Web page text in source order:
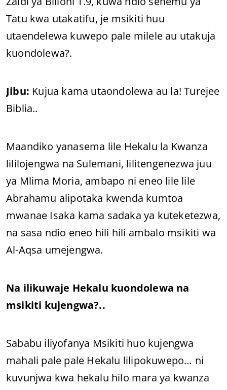
Tatu kwa utakatifu, je msikiti huu
utaendelewa kuwepo pale milele au utakuja
kuondolewa?.
Jibu: Kujua kama utaondolewa au la! Turejee
Biblia..
Maandiko yanasema lile Hekalu la Kwanza
lililojengwa na Sulemani, lilitengenezwa juu
ya Mlima Moria, ambapo ni eneo lile lile
Abrahamu alipotaka kwenda kumtoa
mwanae Isaka kama sadaka ya kuteketezwa,
na sasa ndio eneo hili hili ambalo msikiti wa
Al-Aqsa umejengwa.
Na ilikuwaje Hekalu kuondolewa na
msikiti kujengwa?..
Sababu iliyofanya Msikiti huo kujengwa
mahali pale pale Hekalu lilipokuwepo… ni
kuvunjwa kwa hekalu hilo mara ya kwanza